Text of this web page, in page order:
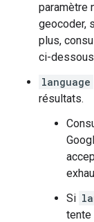
paramètre
geocoder,
plus,
ci-
language
résultats.
Si
tente